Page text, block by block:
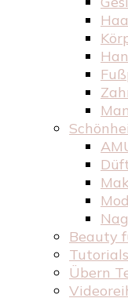
Beauty
Tutorials
Übern